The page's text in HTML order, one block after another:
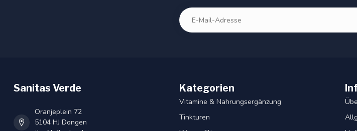
Sanitas Verde
Oranjeplein 72
5104 HJ Dongen
Kategorien
Vitamine & Nahrungsergänzung
Tinkturen